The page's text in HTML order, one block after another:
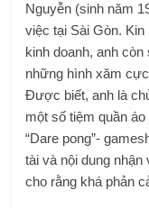
Nguyễn (sinh năm
việc tại Sài Gòn.
kinh doanh, anh
những hình xăm
Được biết, anh là
một số tiệm quần
“Dare pong”-
tài và nội dung nhận
cho rằng khá phản